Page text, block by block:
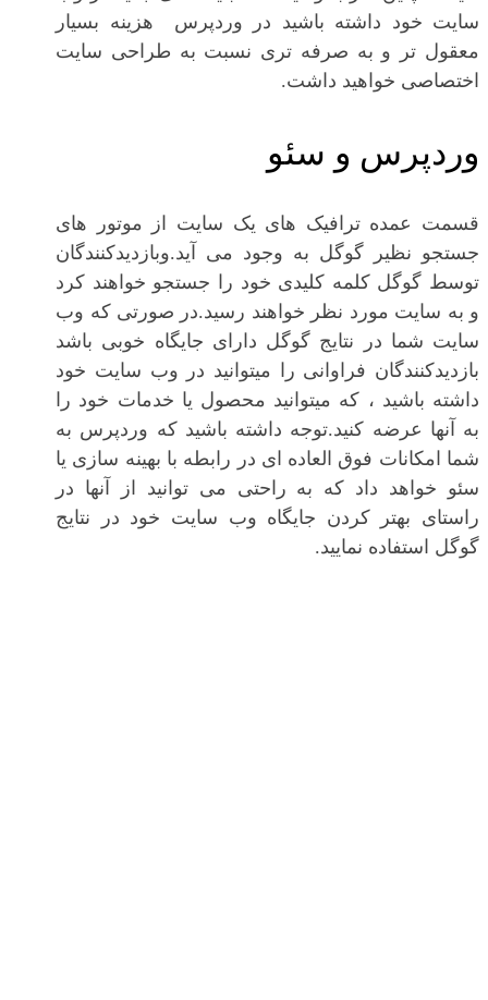
سایت خود داشته باشید در وردپرس هزینه بسیار
معقول تر و به صرفه تری نسبت به طراحی سایت
اختصاصی خواهید داشت.
وردپرس و سئو
قسمت عمده ترافیک های یک سایت از موتور های
جستجو نظیر گوگل به وجود می آید.وبازدیدکنندگان
توسط گوگل کلمه کلیدی خود را جستجو خواهند کرد
و به سایت مورد نظر خواهند رسید.در صورتی که وب
سایت شما در نتایج گوگل دارای جایگاه خوبی باشد
بازدیدکنندگان فراوانی را میتوانید در وب سایت خود
داشته باشید ، که میتوانید محصول یا خدمات خود را
به آنها عرضه کنید.توجه داشته باشید که وردپرس به
شما امکانات فوق العاده ای در رابطه با بهینه سازی یا
سئو خواهد داد که به راحتی می توانید از آنها در
راستای بهتر کردن جایگاه وب سایت خود در نتایج
گوگل استفاده نمایید.